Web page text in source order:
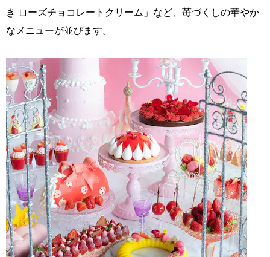
き ローズチョコレートクリーム」など、苺づくしの華やか
なメニューが並びます。